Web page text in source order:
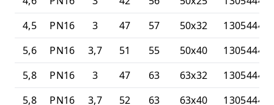
4,5
PN16 3 47 57 50x32
5,6
PN16 3,7 51 55 50x40
5,8
PN16 3 47 63 63x32
5,8
PN16 3,7 52 63 63x40